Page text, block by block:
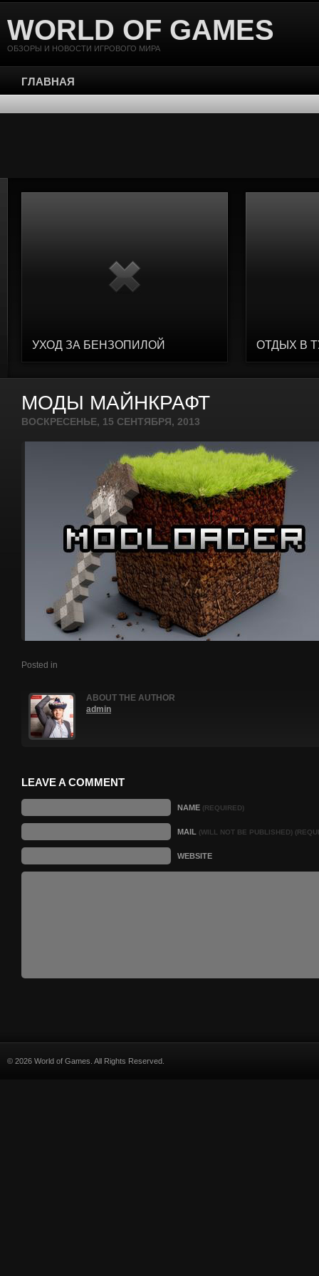
WORLD OF GAMES
ОБЗОРЫ И НОВОСТИ ИГРОВОГО МИРА
ГЛАВНАЯ
УХОД ЗА БЕНЗОПИЛОЙ ОТДЫХ В
МОДЫ МАЙНКРАФТ
ВОСКРЕСЕНЬЕ, 15 СЕНТЯБРЯ, 2013
Posted in
ABOUT THE AUTHOR
admin
LEAVE A COMMENT
NAME (REQUIRED)
MAIL (WILL NOT BE PUBLISHED)
WEBSITE
© 2026 World of Games. All Rights Reserved.